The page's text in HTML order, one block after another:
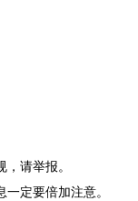
请举报。
定要倍加注意。